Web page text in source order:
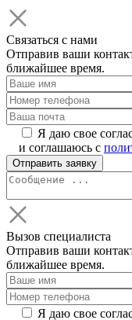
Связаться с нами
Отправив ваши
ближайшее время.
Я даю свое
и соглашаюсь с
Вызов специалиста
Отправив ваши
ближайшее время.
Я даю свое